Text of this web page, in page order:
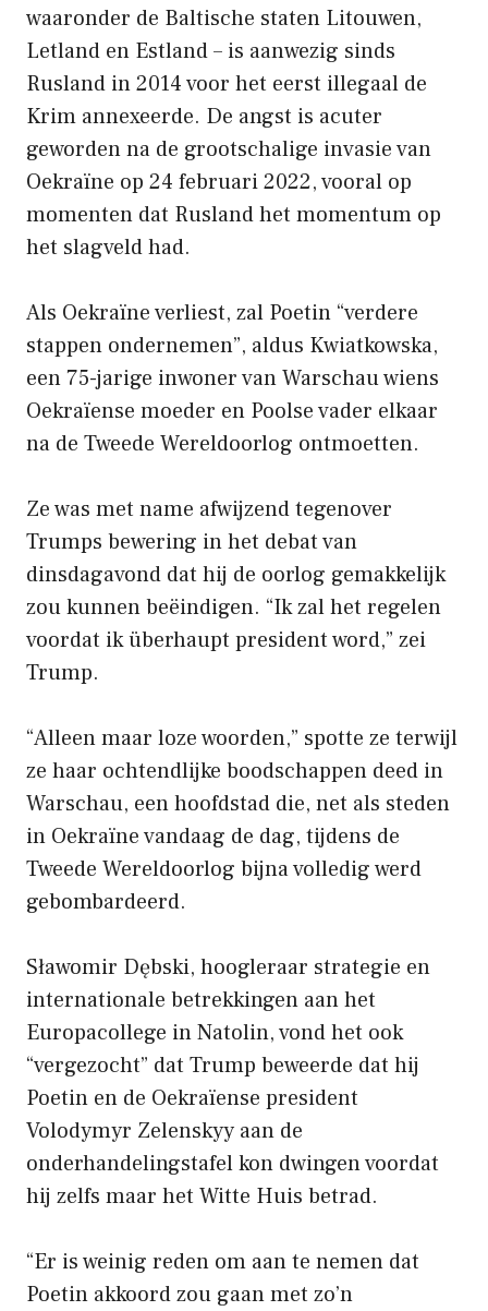
waaronder de Baltische staten Litouwen,
Letland en Estland – is aanwezig sinds
Rusland in 2014 voor het eerst illegaal de
Krim annexeerde. De angst is acuter
geworden na de grootschalige invasie van
Oekraïne op 24 februari 2022, vooral op
momenten dat Rusland het momentum op
het slagveld had.
Als Oekraïne verliest, zal Poetin “verdere
stappen ondernemen”, aldus Kwiatkowska,
een 75-jarige inwoner van Warschau wiens
Oekraïense moeder en Poolse vader elkaar
na de Tweede Wereldoorlog ontmoetten.
Ze was met name afwijzend tegenover
Trumps bewering in het debat van
dinsdagavond dat hij de oorlog gemakkelijk
zou kunnen beëindigen. “Ik zal het regelen
voordat ik überhaupt president word,” zei
Trump.
“Alleen maar loze woorden,” spotte ze terwijl
ze haar ochtendlijke boodschappen deed in
Warschau, een hoofdstad die, net als steden
in Oekraïne vandaag de dag, tijdens de
Tweede Wereldoorlog bijna volledig werd
gebombardeerd.
Sławomir Dębski, hoogleraar strategie en
internationale betrekkingen aan het
Europacollege in Natolin, vond het ook
“vergezocht” dat Trump beweerde dat hij
Poetin en de Oekraïense president
Volodymyr Zelenskyy aan de
onderhandelingstafel kon dwingen voordat
hij zelfs maar het Witte Huis betrad.
“Er is weinig reden om aan te nemen dat
Poetin akkoord zou gaan met zo’n